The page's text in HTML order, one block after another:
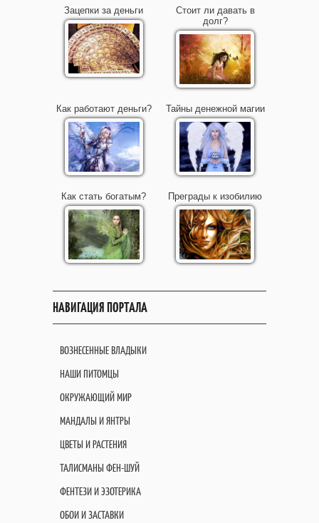
Зацепки за деньги
Стоит ли давать в
долг?
Как работают деньги? Тайны денежной магии
Как стать богатым? Преграды к изобилию
НАВИГАЦИЯ ПОРТАЛА
ВОЗНЕСЕННЫЕ ВЛАДЫКИ
НАШИ ПИТОМЦЫ
ОКРУЖАЮЩИЙ МИР
МАНДАЛЫ И ЯНТРЫ
ЦВЕТЫ И РАСТЕНИЯ
ТАЛИСМАНЫ ФЕН-ШУЙ
ФЕНТЕЗИ И ЭЗОТЕРИКА
ОБОИ И ЗАСТАВКИ